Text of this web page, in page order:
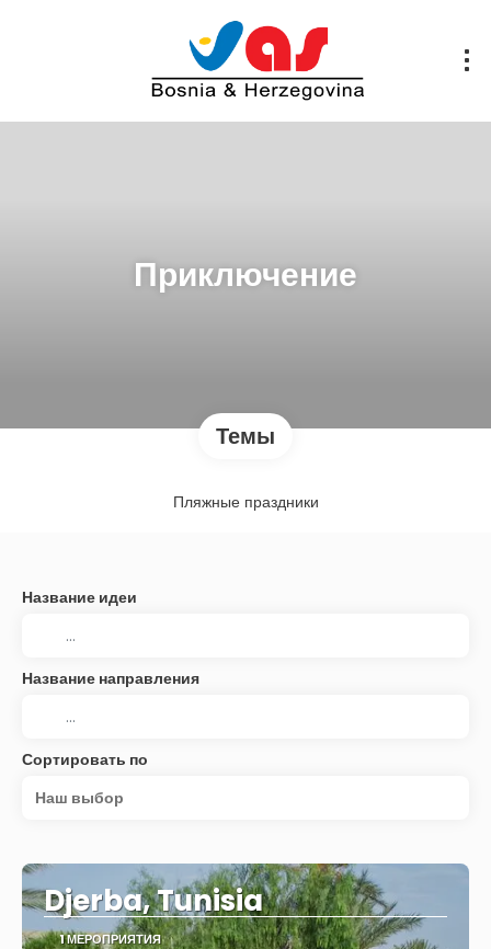
Приключение
Темы
Пляжные праздники
Название идеи
Название направления
Сортировать по
Наш выбор
Djerba, Tunisia
1 МЕРОПРИЯТИЯ